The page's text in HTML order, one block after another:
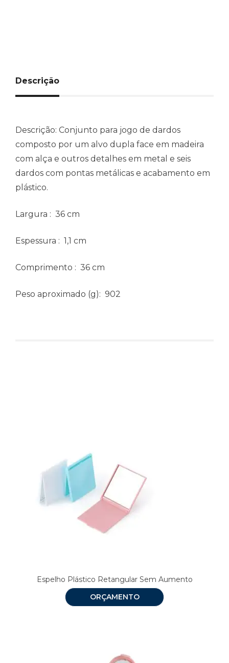
Descrição
Descrição: Conjunto para jogo de dardos
composto por um alvo dupla face em madeira
com alça e outros detalhes em metal e seis
dardos com pontas metálicas e acabamento em
plástico.
Largura : 36 cm
Espessura : 1,1 cm
Comprimento : 36 cm
Peso aproximado (g): 902
Espelho Plástico Retangular Sem Aumento
ORÇAMENTO